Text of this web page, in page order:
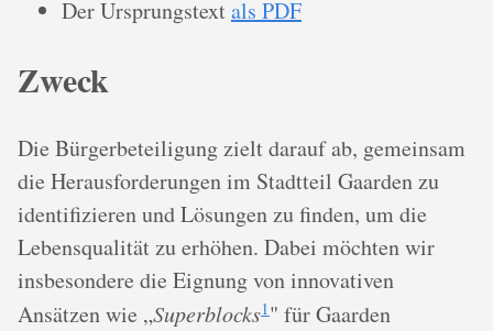
Der Ursprungstextals PDF
Zweck
Die Bürgerbeteiligung zielt darauf ab, gemeinsam
die Herausforderungen im Stadtteil Gaarden zu
identifizieren und Lösungen zu finden, um die
Lebensqualität zu erhöhen. Dabei möchten wir
insbesondere die Eignung von innovativen
Ansätzen wie „Superblocks1 " für Gaarden